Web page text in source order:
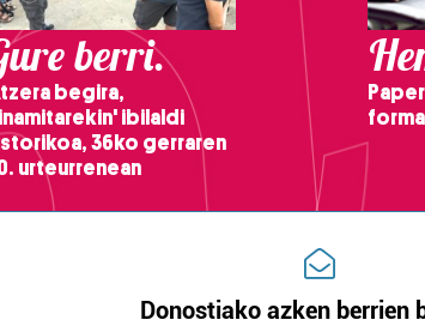
berri.
begira,
ibilaldi
36ko gerraren
urteurrenean
Donostiako azken berrien